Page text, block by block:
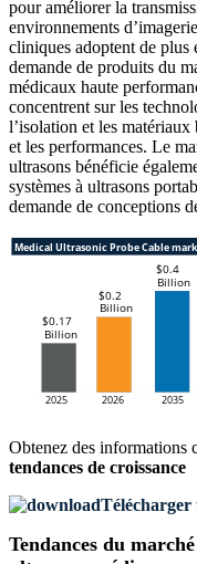
pour améliorer la
environnements
cliniques adoptent de plus
demande de produits du
médicaux haute
concentrent sur les
l’isolation et les
et les performances. Le
ultrasons bénéficie
systèmes à ultrasons
demande de conceptions
Obtenez des informations
tendances de croissance
Tendances du